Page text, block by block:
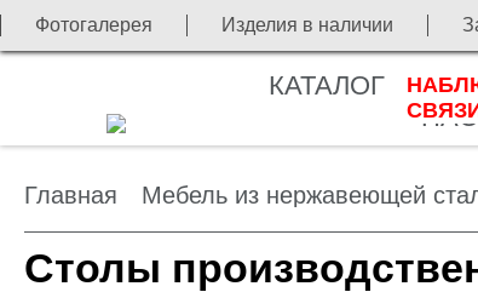
Фотогалерея Изделия в наличии
КАТАЛОГ
О
НАС
Главная Мебель из нержавеющей
Столы